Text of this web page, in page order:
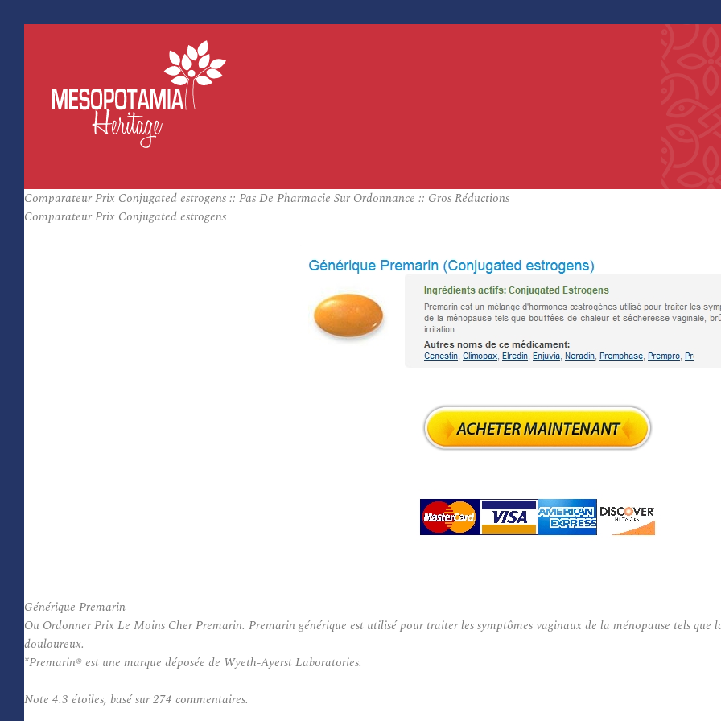
Comparateur Prix Conjugated estrogens :: Pas De Pharmacie Sur Ordonnance :: Gros Réductions
Comparateur Prix Conjugated estrogens
Générique Premarin
Ou Ordonner Prix Le Moins Cher Premarin. Premarin générique est utilisé pour traiter les symptômes vaginaux de la ménopause tels que
douloureux.
*Premarin® est une marque déposée de Wyeth-Ayerst Laboratories.
Note 4.3 étoiles, basé sur274 commentaires.